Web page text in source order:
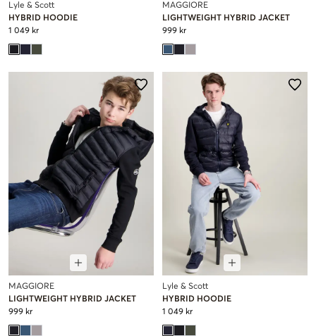
Lyle & Scott
HYBRID HOODIE
1 049 kr
MAGGIORE
LIGHTWEIGHT HYBRID JACKET
999 kr
MAGGIORE
LIGHTWEIGHT HYBRID JACKET
999 kr
Lyle & Scott
HYBRID HOODIE
1 049 kr